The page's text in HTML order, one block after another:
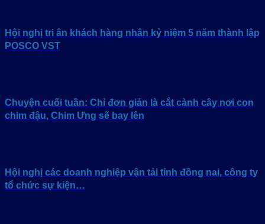
Hội nghị tri ân khách hàng nhân kỷ niệm 5 năm thành lập
POSCO VST
Chuyện cuối tuần: Chỉ đơn giản là cắt cành cây nơi con
chim đậu, Chim Ưng sẽ bay lên
Hội nghị các doanh nghiệp vận tải tỉnh đồng nai, công ty
tổ chức sự kiện…